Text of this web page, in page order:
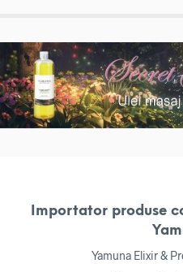
Importator produse
Yamuna Elixir &